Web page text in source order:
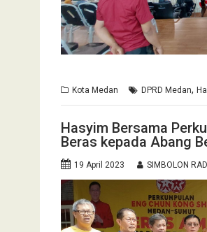
Kota Medan DPRD Medan,
Hasyim Bersama
Beras kepada Abang
19 April 2023 SIMBOLON